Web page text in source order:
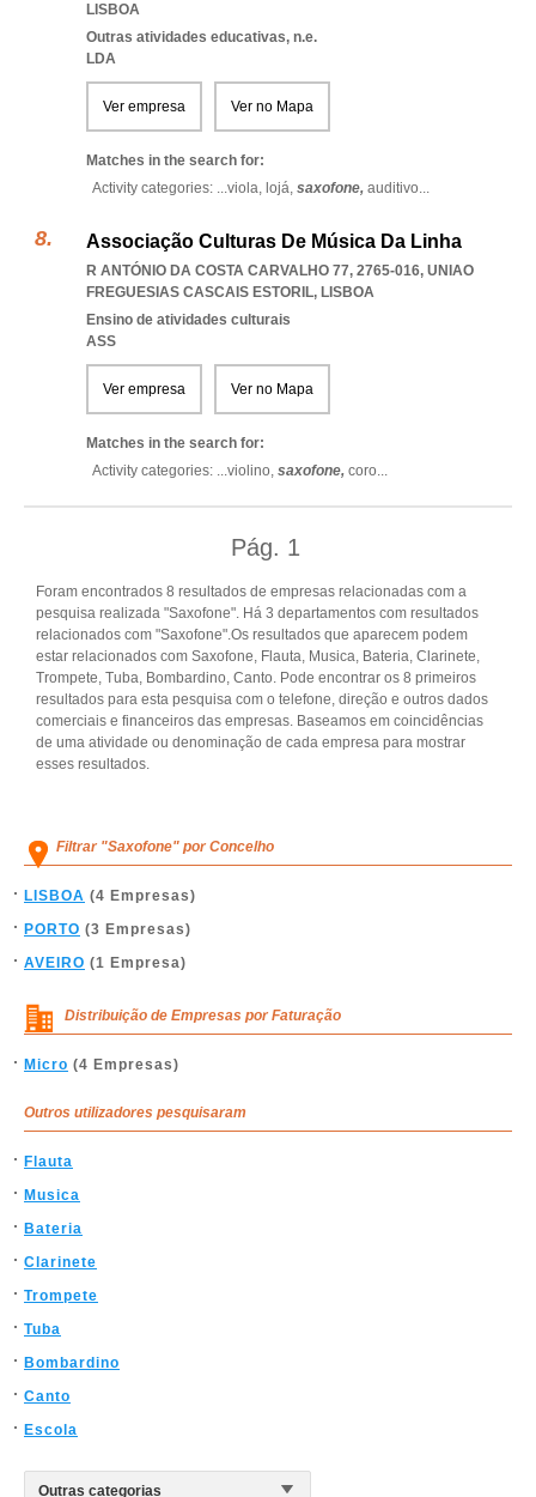
LISBOA
Outras atividades educativas, n.e.
LDA
Ver empresa Ver no Mapa
Matches in the search for:
Activity categories: ...viola, lojá, saxofone, auditivo...
Associação Culturas De Música Da Linha
R ANTÓNIO DA COSTA CARVALHO 77, 2765-016, UNIAO
FREGUESIAS CASCAIS ESTORIL, LISBOA
Ensino de atividades culturais
ASS
Ver empresa Ver no Mapa
Matches in the search for:
Activity categories: ...violino, saxofone, coro...
Pág. 1
Foram encontrados 8 resultados de empresas relacionadas com a
pesquisa realizada "Saxofone". Há 3 departamentos com resultados
relacionados com "Saxofone".Os resultados que aparecem podem
estar relacionados com Saxofone, Flauta, Musica, Bateria, Clarinete,
Trompete, Tuba, Bombardino, Canto. Pode encontrar os 8 primeiros
resultados para esta pesquisa com o telefone, direção e outros dados
comerciais e financeiros das empresas. Baseamos em coincidências
de uma atividade ou denominação de cada empresa para mostrar
esses resultados.
Filtrar "Saxofone" por Concelho
LISBOA (4 Empresas)
PORTO (3 Empresas)
AVEIRO (1 Empresa)
Distribuição de Empresas por Faturação
Micro (4 Empresas)
Outros utilizadores pesquisaram
Flauta
Musica
Bateria
Clarinete
Trompete
Tuba
Bombardino
Canto
Escola